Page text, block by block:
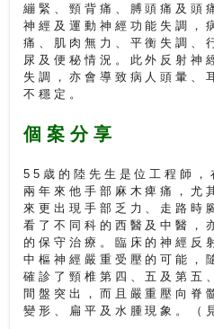
私
家
醫
院
中
醫
院
繃緊、頸背痛、膊頭痛及頭
神經及運動神經功能失調，
痛、肌肉無力、平衡失調、
尿及便秘情況。此外反射神
失調，亦會導致病人頭暈、
不穩定。
個案分享
55歳的陸先生是位工程師
兩年來他手部麻木痺痛，尤
來更出現手部乏力、走路時
看了不同科的西醫及中醫，
的保守治療。臨床的神經反
中樞神經嚴重受壓的可能，
確診了頸椎第四、五及第五
間盤突出，而且嚴重壓向脊
變形、扁平及水腫現象。（